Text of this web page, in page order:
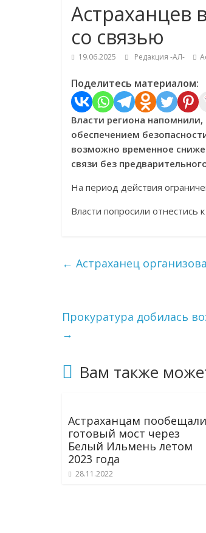
Астраханцев
со связью
19.06.2025 Редакция -АЛ-
Поделитесь материалом:
Власти региона
обеспечением
возможно временное
связи без
На период действия
Власти попросили
← Астраханец
Прокуратура добилась
→
Вам также
Астраханцам пообещали
готовый мост через
Белый Ильмень летом
2023 года
28.11.2022